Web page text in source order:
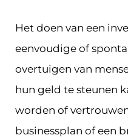
Het doen van een
eenvoudige of
overtuigen van
hun geld te steunen
worden of
businessplan of een